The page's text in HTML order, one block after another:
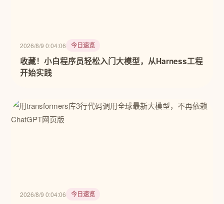
2026/8/9 0:04:06 今日速览
收藏！小白程序员轻松入门大模型，从Harness工程
开始实践
2026/8/9 0:04:06 今日速览